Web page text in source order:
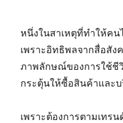
หนึ่งในสาเหตุที่ทำให้คน
เพราะอิทธิพลจากสื่อสั
ภาพลักษณ์ของการใช้ชี
กระตุ้นให้ซื้อสินค้าและ
เพราะต้องการตามเทร